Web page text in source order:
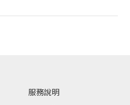
服務說明